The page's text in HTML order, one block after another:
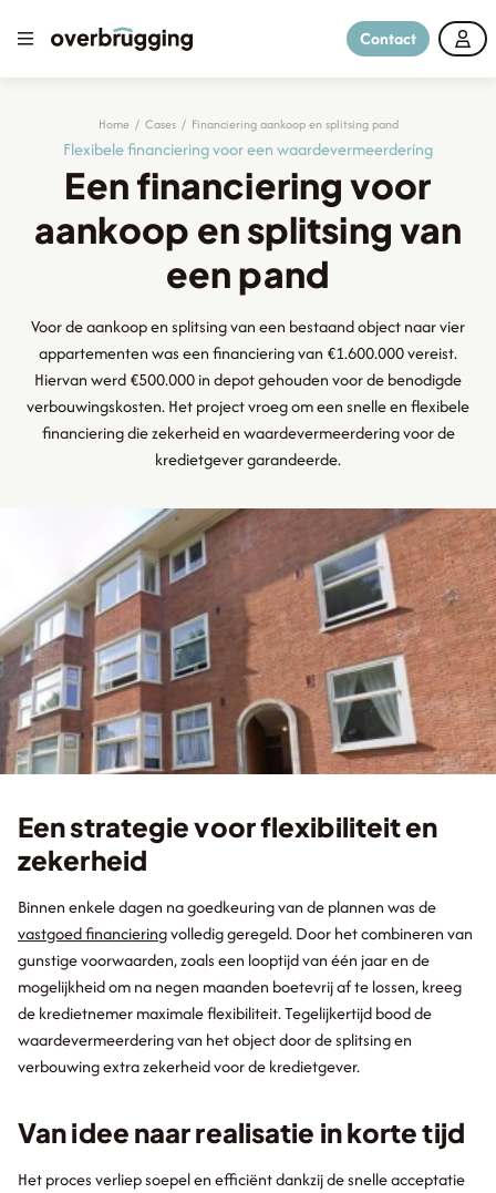
Contact
Home / Cases / Financiering aankoop en splitsing pand
Flexibele financiering voor een waardevermeerdering
Een financiering voor
aankoop en splitsing van
een pand
Voor de aankoop en splitsing van een bestaand object naar vier
appartementen was een financiering van €1.600.000 vereist.
Hiervan werd €500.000 in depot gehouden voor de benodigde
verbouwingskosten. Het project vroeg om een snelle en flexibele
financiering die zekerheid en waardevermeerdering voor de
kredietgever garandeerde.
Een strategie voor flexibiliteit en
zekerheid
Binnen enkele dagen na goedkeuring van de plannen was de
vastgoed financieringvolledig geregeld. Door het combineren van
gunstige voorwaarden, zoals een looptijd van één jaar en de
mogelijkheid om na negen maanden boetevrij af te lossen, kreeg
de kredietnemer maximale flexibiliteit. Tegelijkertijd bood de
waardevermeerdering van het object door de splitsing en
verbouwing extra zekerheid voor de kredietgever.
Van idee naar realisatie in korte tijd
Het proces verliep soepel en efficiënt dankzij de snelle acceptatie